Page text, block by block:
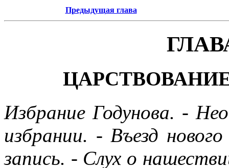
Предыдущая глава
Избрание Годунова. -
избрании. - Въезд
запись. - Слух о